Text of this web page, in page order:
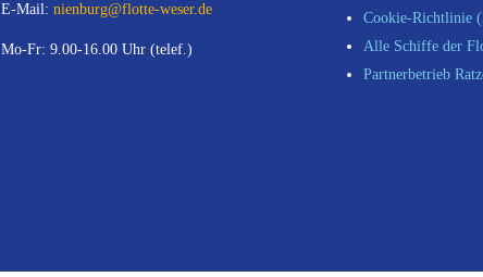
E-Mail:nienburg@flotte-weser.de
Mo-Fr: 9.00-16.00 Uhr (telef.)
Cookie-Richtlinie
Alle Schiffe der
Partnerbetrieb